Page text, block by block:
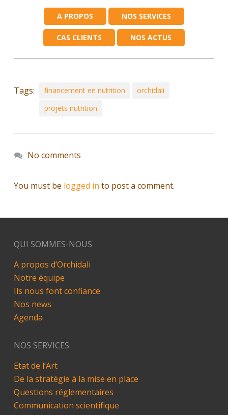
A PROPOS NOS SERVICES
CAS CLIENTS NOS ACTUS
Tags: financement en nutrition
orchidali
projets nutrition
No comments
You must be logged in to post a comment.
QUI SOMMES-NOUS
A propos d’Orchidali
Notre équipe
Ils nous font confiance
Nos news
Agenda
NOS SERVICES
Etat de l’Art
De la stratégie à la mise en place
Questions réglementaires
Communication scientifique